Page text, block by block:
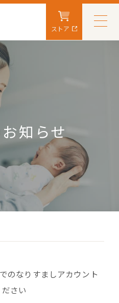
ストア
知らせ
のなりすましアカウント
さい